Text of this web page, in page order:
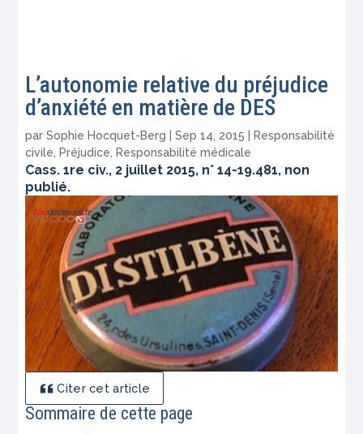
L’autonomie relative du préjudice
d’anxiété en matière de DES
parSophie Hocquet-Berg |Sep 14, 2015
Responsabilité
civile
Préjudice Responsabilité médicale
Cass. 1re civ., 2 juillet 2015, n° 14-19.481, non
publié.
Citer cet article
Sommaire de cette page